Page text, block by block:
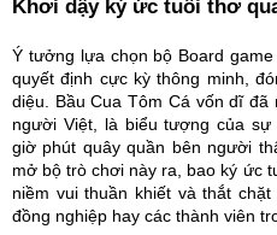
Khơi dậy ký ức tuổi thơ
Ý tưởng lựa chọn bộ Board
quyết định cực kỳ thông minh,
diệu. Bầu Cua Tôm Cá vốn dĩ
người Việt, là biểu tượng của
giờ phút quây quần bên người
mở bộ trò chơi này ra, bao ký ức
niềm vui thuần khiết và thắt
đồng nghiệp hay các thành viên